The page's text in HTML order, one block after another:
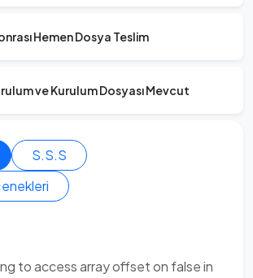
Hemen Dosya Teslim
ve Kurulum Dosyası Mevcut
S.S.S
to access array offset on false in